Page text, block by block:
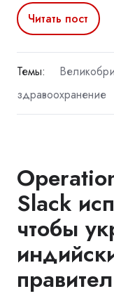
Читать пост
Темы:
здравоохранение
Slack
чтобы